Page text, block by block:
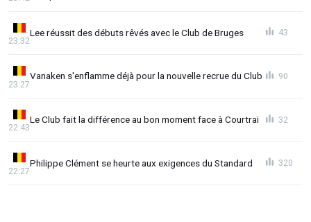
Lee réussit des débuts rêvés avec le Club de Bruges
23:32
43
Vanaken s'enflamme déjà pour la nouvelle recrue du Club
23:27
90
Le Club fait la différence au bon moment face à Courtrai
22:43
32
Philippe Clément se heurte aux exigences du Standard
22:27
320